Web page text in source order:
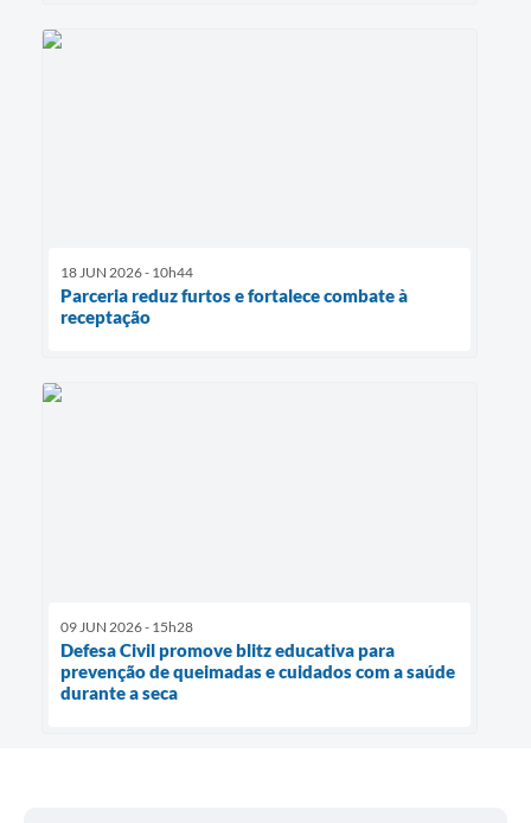
18 JUN 2026 - 10h44
Parceria reduz furtos e fortalece combate à
receptação
09 JUN 2026 - 15h28
Defesa Civil promove blitz educativa para
prevenção de queimadas e cuidados com a saúde
durante a seca